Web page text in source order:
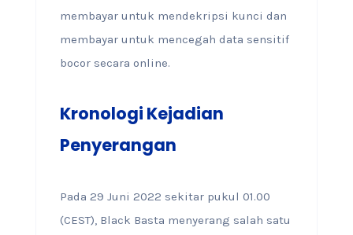
membayar untuk mendekripsi kunci dan
membayar untuk mencegah data sensitif
bocor secara online.
Kronologi Kejadian
Penyerangan
Pada 29 Juni 2022 sekitar pukul 01.00
(CEST), Black Basta menyerang salah satu